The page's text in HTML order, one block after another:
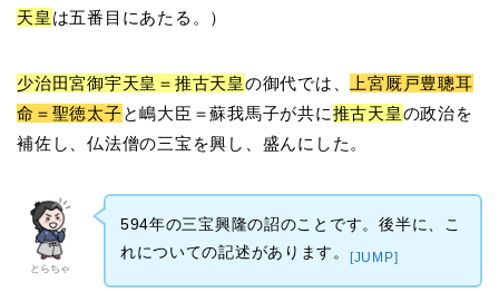
天皇 は五番目にあたる。）
少治田宮御宇天皇＝推古天皇の御代では、
上宮厩戸豊聰耳
命＝聖徳太子と嶋大臣＝蘇我馬子が共に推古天皇の政治を
補佐し、仏法僧の三宝を興し、盛んにした。
とらちゃ
594年の三宝興隆の詔のことです。後半に、こ
れについての記述があります。 [JUMP]